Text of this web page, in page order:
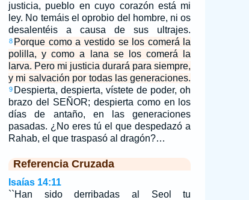
justicia, pueblo en cuyo corazón está mi
ley. No temáis el oprobio del hombre, ni os
desalentéis a causa de sus ultrajes.
8 Porque como a vestido se los comerá la
polilla, y como a lana se los comerá la
larva. Pero mi justicia durará para siempre,
y mi salvación por todas las generaciones.
9 Despierta, despierta, vístete de poder, oh
brazo del SEÑOR; despierta como en los
días de antaño, en las generaciones
pasadas. ¿No eres tú el que despedazó a
Rahab, el que traspasó al dragón?…
Referencia Cruzada
Isaías 14:11
``Han sido derribadas al Seol tu